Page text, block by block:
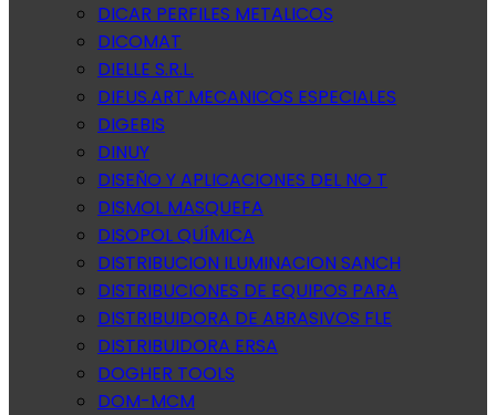
DICAR PERFILES METALICOS
DICOMAT
DIELLE S.R.L.
DIFUS.ART.MECANICOS ESPECIALES
DIGEBIS
DINUY
DISEÑO Y APLICACIONES DEL NO T
DISMOL MASQUEFA
DISOPOL QUÍMICA
DISTRIBUCION ILUMINACION SANCH
DISTRIBUCIONES DE EQUIPOS PARA
DISTRIBUIDORA DE ABRASIVOS FLE
DISTRIBUIDORA ERSA
DOGHER TOOLS
DOM-MCM